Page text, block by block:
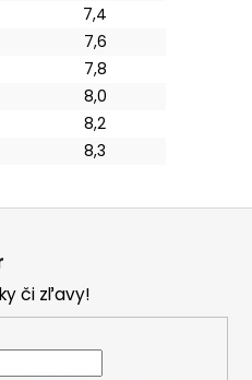
7,4
7,6
7,8
8,0
8,2
8,3
či zľavy!